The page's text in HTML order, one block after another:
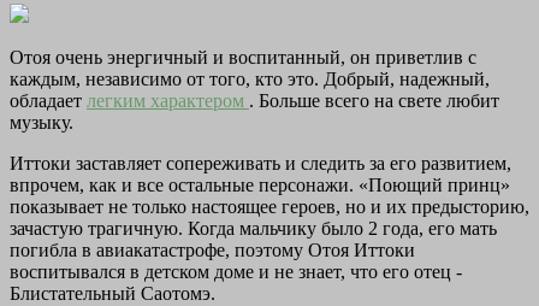
Отоя очень энергичный и воспитанный, он приветлив с
каждым, независимо от того, кто это. Добрый, надежный,
обладает легким характером . Больше всего на свете любит
музыку.
Иттоки заставляет сопереживать и следить за его развитием,
впрочем, как и все остальные персонажи. «Поющий принц»
показывает не только настоящее героев, но и их предысторию,
зачастую трагичную. Когда мальчику было 2 года, его мать
погибла в авиакатастрофе, поэтому Отоя Иттоки
воспитывался в детском доме и не знает, что его отец -
Блистательный Саотомэ.